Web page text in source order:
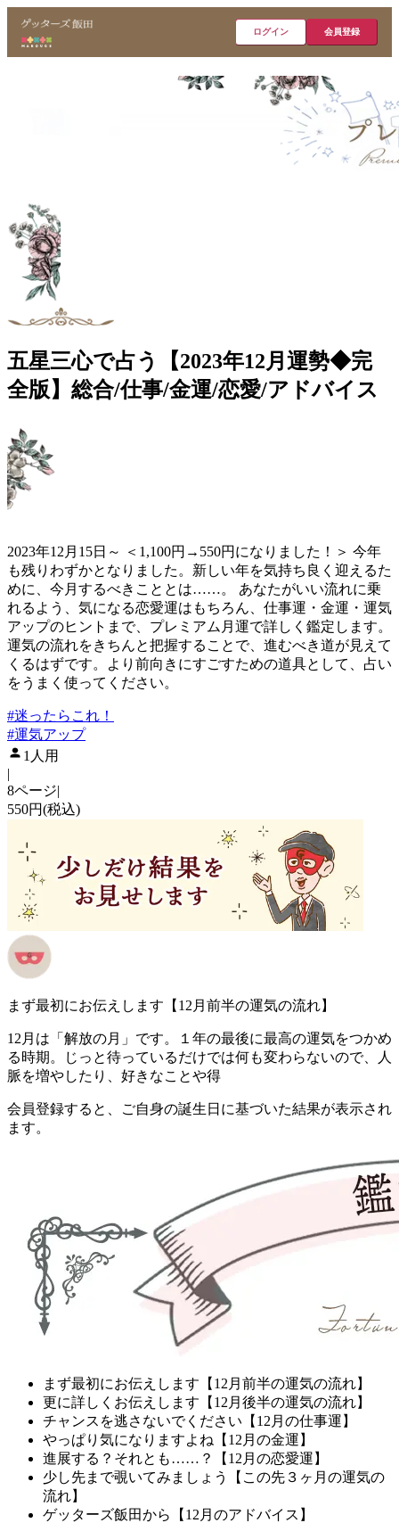
ログイン 会員登録
五星三心で占う【2023年12月運勢◆完
全版】総合/仕事/金運/恋愛/アドバイス
2023年12月15日～ ＜1,100円→550円になりました！＞ 今年
も残りわずかとなりました。新しい年を気持ち良く迎えるた
めに、今月するべきこととは……。 あなたがいい流れに乗
れるよう、気になる恋愛運はもちろん、仕事運・金運・運気
アップのヒントまで、プレミアム月運で詳しく鑑定します。
運気の流れをきちんと把握することで、進むべき道が見えて
くるはずです。より前向きにすごすための道具として、占い
をうまく使ってください。
#迷ったらこれ！
#運気アップ
1人用
|
8ページ|
550円(税込)
まず最初にお伝えします【12月前半の運気の流れ】
12月は「解放の月」です。１年の最後に最高の運気をつかめ
る時期。じっと待っているだけでは何も変わらないので、人
脈を増やしたり、好きなことや得
会員登録すると、ご自身の誕生日に基づいた結果が表示され
ます。
まず最初にお伝えします【12月前半の運気の流れ】
更に詳しくお伝えします【12月後半の運気の流れ】
チャンスを逃さないでください【12月の仕事運】
やっぱり気になりますよね【12月の金運】
進展する？それとも……？【12月の恋愛運】
少し先まで覗いてみましょう【この先３ヶ月の運気の
流れ】
ゲッターズ飯田から【12月のアドバイス】